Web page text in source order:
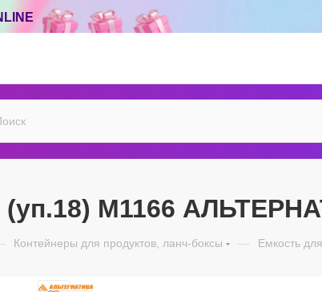
(уп.18) М1166
Контейнеры для продуктов, ланч-боксы — Емкость